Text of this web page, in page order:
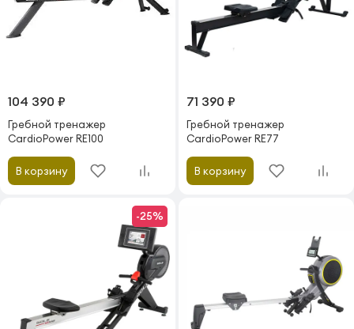
104 390 ₽
Гребной тренажер
CardioPower RE100
В корзину
71 390 ₽
Гребной тренажер
CardioPower RE77
В корзину
-25%